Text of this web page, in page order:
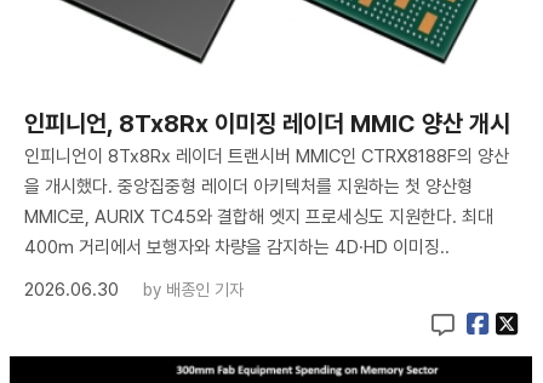
인피니언, 8Tx8Rx 이미징 레이더 MMIC 양산 개시
인피니언이 8Tx8Rx 레이더 트랜시버 MMIC인 CTRX8188F의 양산
을 개시했다. 중앙집중형 레이더 아키텍처를 지원하는 첫 양산형
MMIC로, AURIX TC45와 결합해 엣지 프로세싱도 지원한다. 최대
400m 거리에서 보행자와 차량을 감지하는 4D·HD 이미징..
2026.06.30
by 배종인 기자